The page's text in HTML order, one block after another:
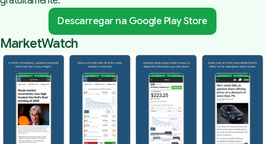
Descarregar na Google Play Store
MarketWatch